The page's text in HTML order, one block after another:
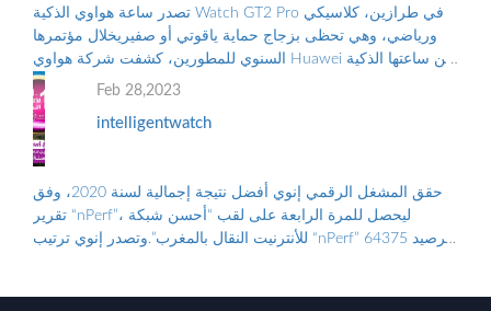
تصدر ساعة هواوي الذكية Watch GT2 Pro في طرازين، كلاسيكي
ورياضي، وهي تحظى بزجاج حماية ياقوتي أو صفيريخلال مؤتمرها
السنوي للمطورين، كشفت شركة هواوي Huawei عن ساعتها الذكية
Feb 28,2023
intelligentwatch
حقق المشغل الرقمي إنوي أفضل نتيجة إجمالية لسنة 2020، وفق
تقرير “nPerf”، ليحصل للمرة الرابعة على لقب “أحسن شبكة
للأنترنيت النقال بالمغرب”.وتصدر إنوي ترتيب “nPerf” برصيد 64375